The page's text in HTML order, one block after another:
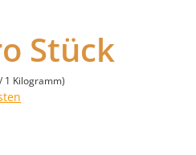
Stück
1 Kilogramm)